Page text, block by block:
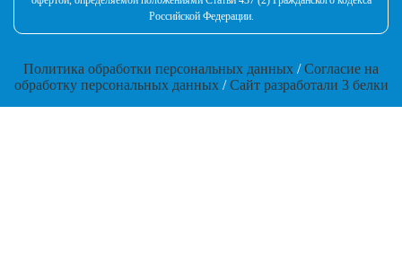
Российской Федерации.
Политика обработки персональных данных /Согласие на
обработку персональных данных/Сайт разработали 3 белки